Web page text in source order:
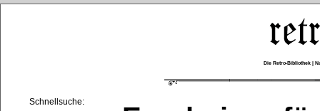
Die Retro-Bibliothek |
Schnellsuche: